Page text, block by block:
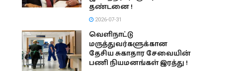
தண்டனை !
2026-07-31
வெளிநாட்டு
மருத்துவர்களுக்கான
தேசிய சுகாதார சேவையின்
பணி நியமனங்கள் இரத்து !